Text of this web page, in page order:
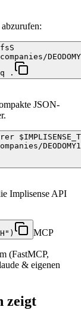
.
JSON-
Implisense API
MCP
(FastMCP,
& eigenen
zeigt